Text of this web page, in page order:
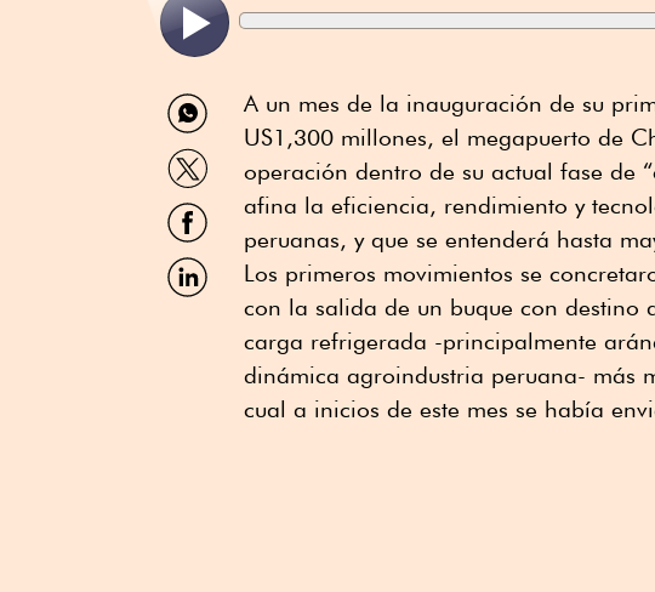
Compartir
por
WhatsApp
Compartir
por
Twitter
Compartir
por
Facebook
Compartir
por
A un mes de la inauguración de su
US1,300 millones, el megapuerto de
operación dentro de su actual fase de
afina la eficiencia, rendimiento y
peruanas, y que se entenderá hasta
Los primeros movimientos se
con la salida de un buque con destino
carga refrigerada -principalmente
dinámica agroindustria peruana- más
cual a inicios de este mes se había